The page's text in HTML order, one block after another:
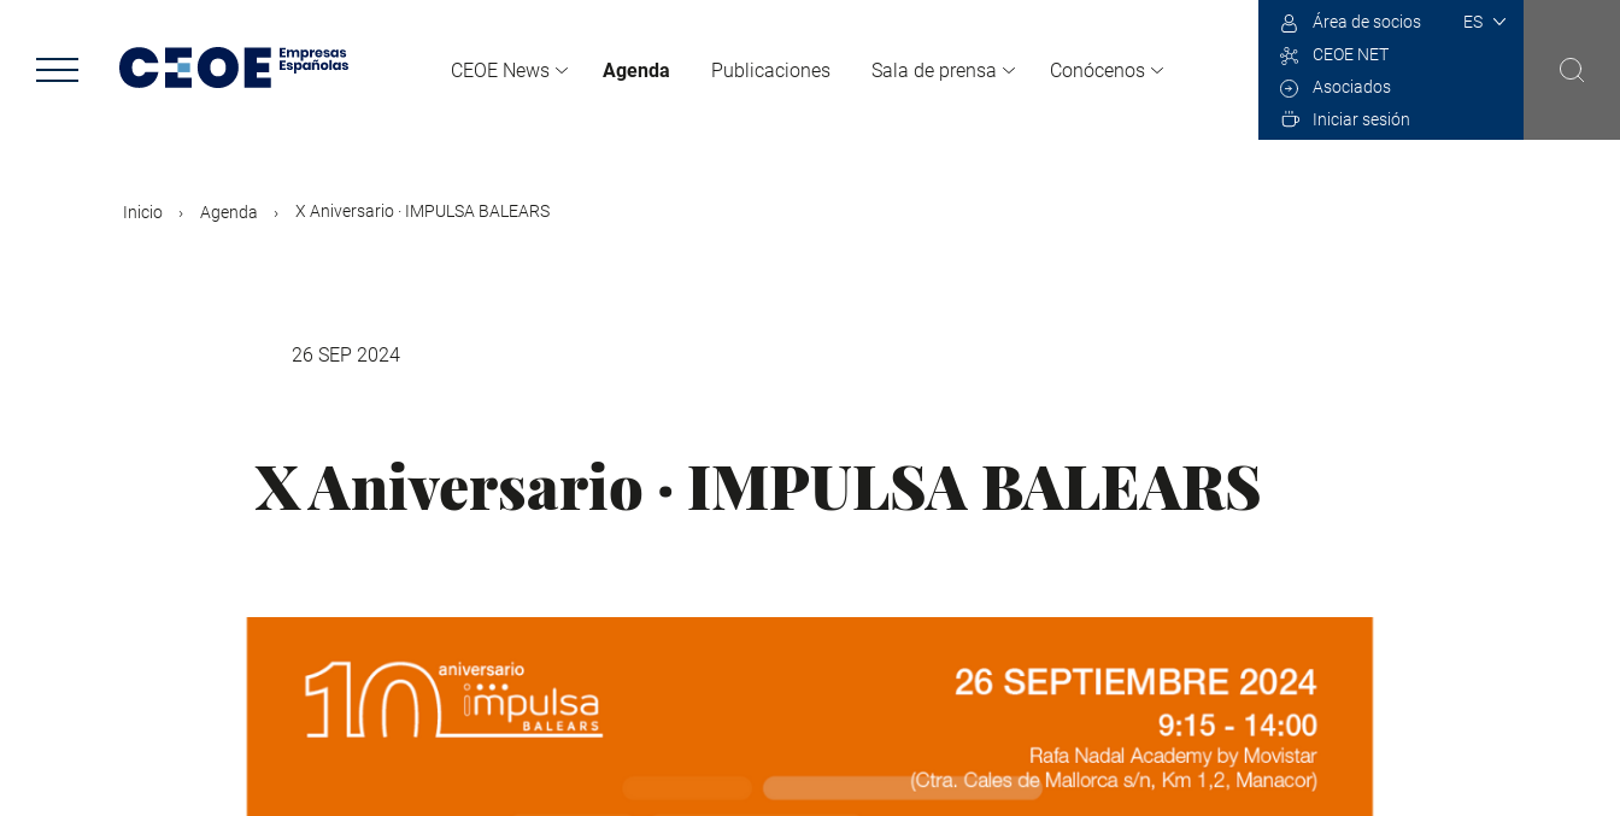
contenido
principal
CEOE News Agenda Publicaciones Sala de prensa Conócenos
Select
Área de socios
CEOE NET
Asociados
Iniciar sesión
Inicio Agenda X Aniversario · IMPULSA BALEARS
26 SEP 2024
X Aniversario · IMPULSA BALEARS